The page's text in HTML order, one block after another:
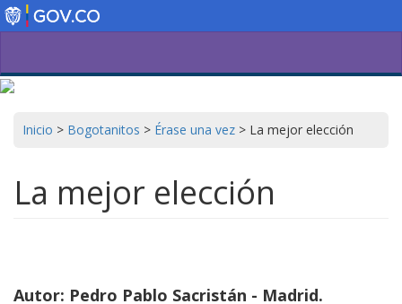
Pasar
al
Inicio > Bogotanitos > Érase una vez > La mejor elección
La mejor elección
Autor: Pedro Pablo Sacristán - Madrid.